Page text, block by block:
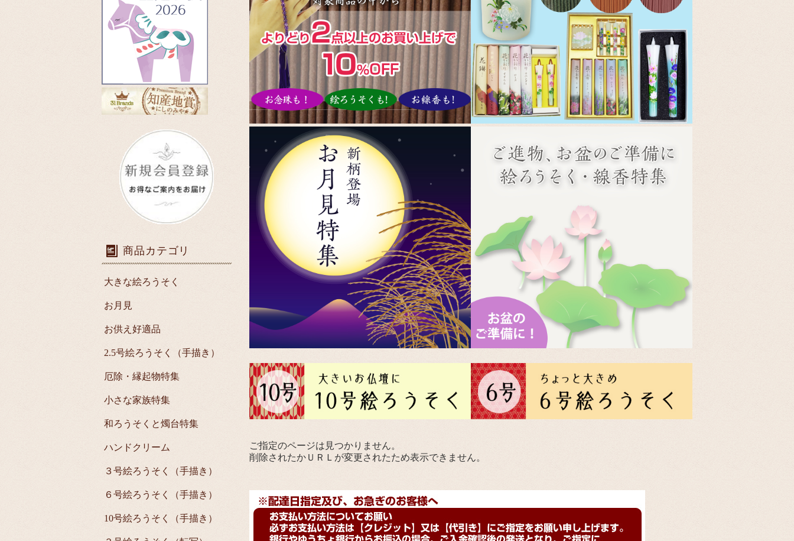
ご指定のページは見つかりません。
削除されたかＵＲＬが変更されたため表示できません。
商品カテゴリ
大きな絵ろうそく
お月見
お供え好適品
2.5号絵ろうそく（手描き）
厄除・縁起物特集
小さな家族特集
和ろうそくと燭台特集
ハンドクリーム
３号絵ろうそく（手描き）
６号絵ろうそく（手描き）
10号絵ろうそく（手描き）